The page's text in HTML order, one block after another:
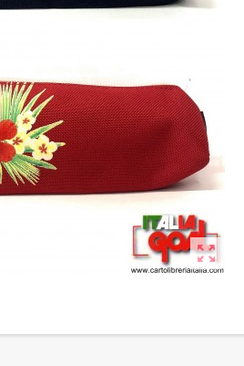
zoom_out_map